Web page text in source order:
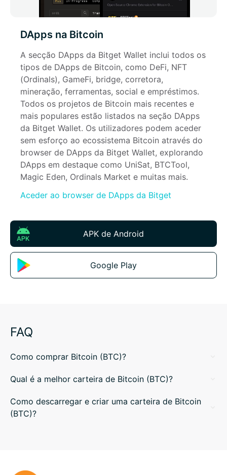
DApps na Bitcoin
A secção DApps da Bitget Wallet inclui todos os
tipos de DApps de Bitcoin, como DeFi, NFT
(Ordinals), GameFi, bridge, corretora,
mineração, ferramentas, social e empréstimos.
Todos os projetos de Bitcoin mais recentes e
mais populares estão listados na seção DApps
da Bitget Wallet. Os utilizadores podem aceder
sem esforço ao ecossistema Bitcoin através do
browser de DApps da Bitget Wallet, explorando
DApps em destaque como UniSat, BTCTool,
Magic Eden, Ordinals Market e muitas mais.
Aceder ao browser de DApps da Bitget
APK de Android
Google Play
FAQ
Como comprar Bitcoin (BTC)?
Qual é a melhor carteira de Bitcoin (BTC)?
Como descarregar e criar uma carteira de Bitcoin
(BTC)?